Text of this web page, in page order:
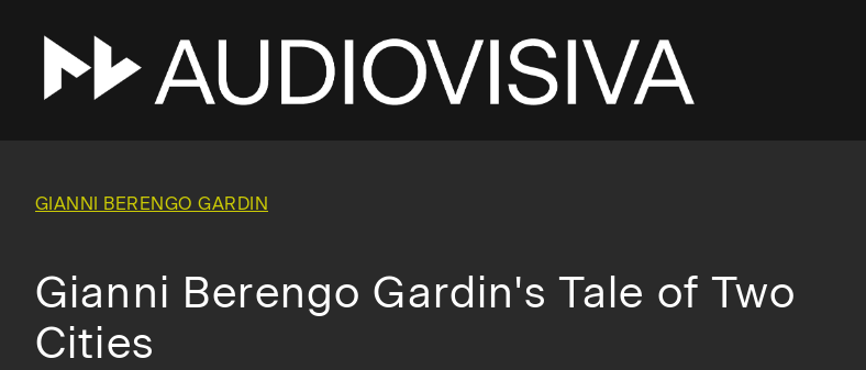
main
navigation
GIANNI BERENGO GARDIN
Gianni Berengo Gardin's Tale of Two
Cities